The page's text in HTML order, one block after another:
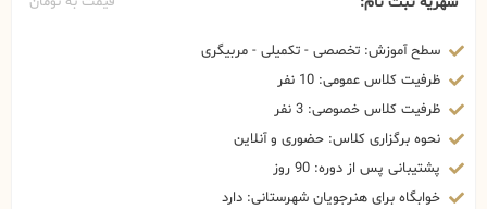
سطح آموزش: تخصصی - تکمیلی - مربیگری
ظرفیت کلاس عمومی: 10 نفر
ظرفیت کلاس خصوصی: 3 نفر
نحوه برگزاری کلاس: حضوری و آنلاین
پشتیبانی پس از دوره: 90 روز
خوابگاه برای هنرجویان شهرستانی: دارد